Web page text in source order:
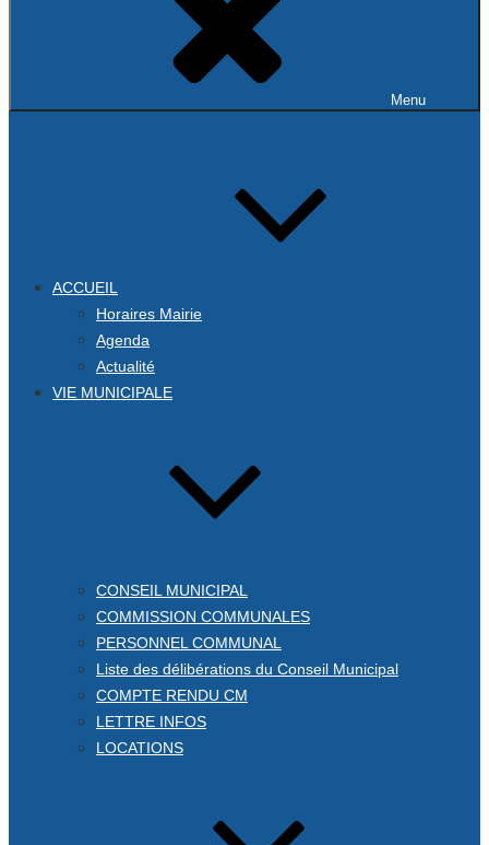
Menu
ACCUEIL
Horaires Mairie
Agenda
Actualité
VIE MUNICIPALE
CONSEIL MUNICIPAL
COMMISSION COMMUNALES
PERSONNEL COMMUNAL
Liste des délibérations du Conseil Municipal
COMPTE RENDU CM
LETTRE INFOS
LOCATIONS